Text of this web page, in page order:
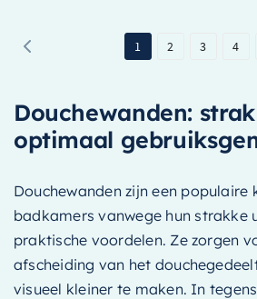
1 2 3 4
Douchewanden:
optimaal
Douchewanden zijn een populaire
badkamers vanwege hun strakke
praktische voordelen. Ze zorgen
afscheiding van het
visueel kleiner te maken. In